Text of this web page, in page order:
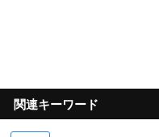
関連キーワード